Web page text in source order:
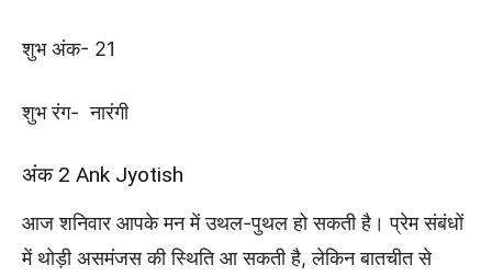
शुभ अंक- 21
शुभ रंग- नारंगी
अंक 2 Ank Jyotish
आज शनिवार आपके मन में उथल-पुथल हो सकती है। प्रेम संबंधों
में थोड़ी असमंजस की स्थिति आ सकती है, लेकिन बातचीत से